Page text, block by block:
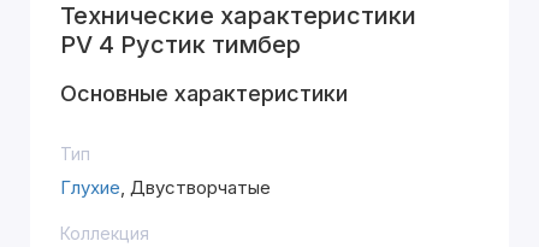
Технические характеристики
PV 4 Рустик тимбер
Основные характеристики
Тип
Глухие, Двустворчатые
Коллекция